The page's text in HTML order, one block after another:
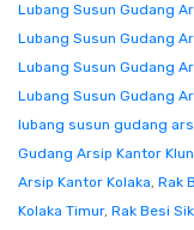
Lubang Susun Gudang
Lubang Susun Gudang
Lubang Susun Gudang
Lubang Susun Gudang
lubang susun gudang
Gudang Arsip Kantor
Arsip Kantor Kolaka, Rak
Kolaka Timur, Rak Besi